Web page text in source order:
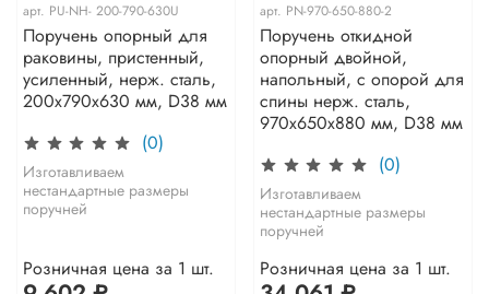
арт. PU-NH- 200-790-630U
Поручень опорный для
раковины, пристенный,
усиленный, нерж. сталь,
200x790x630 мм, D38 мм
(0)
Изготавливаем
нестандартные размеры
поручней
Розничная цена за 1 шт.
арт. PN-970-650-880-2
Поручень откидной
опорный двойной,
напольный, с опорой для
спины нерж. сталь,
970x650x880 мм, D38 мм
(0)
Изготавливаем
нестандартные размеры
поручней
Розничная цена за 1 шт.